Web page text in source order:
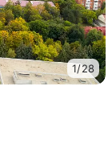
1/28